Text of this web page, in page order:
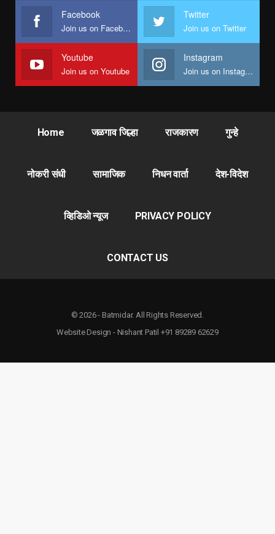
Facebook
Join us on Facebook
Twitter
Join us on Twitter
Youtube
Join us on Youtube
Instagram
Join us on Instagram
Home जळगाव जिल्हा राजकारण गुन्हे
नोकरी संधी सामाजिक निधन वार्ता देश-विदेश
व्हिडिओ न्यूज PRIVACY POLICY
CONTACT US
© 2026 - Batmidar. All Rights Reserved.
Website Design - Nishant Patil +91 89289 62629